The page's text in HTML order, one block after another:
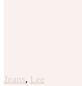
Jeans, Lee